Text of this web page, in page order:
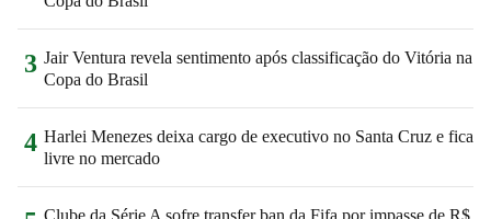
3 Jair Ventura revela sentimento após classificação do Vitória na
Copa do Brasil
4 Harlei Menezes deixa cargo de executivo no Santa Cruz e fica
livre no mercado
Clube da Série A sofre transfer ban da Fifa por impasse de R$